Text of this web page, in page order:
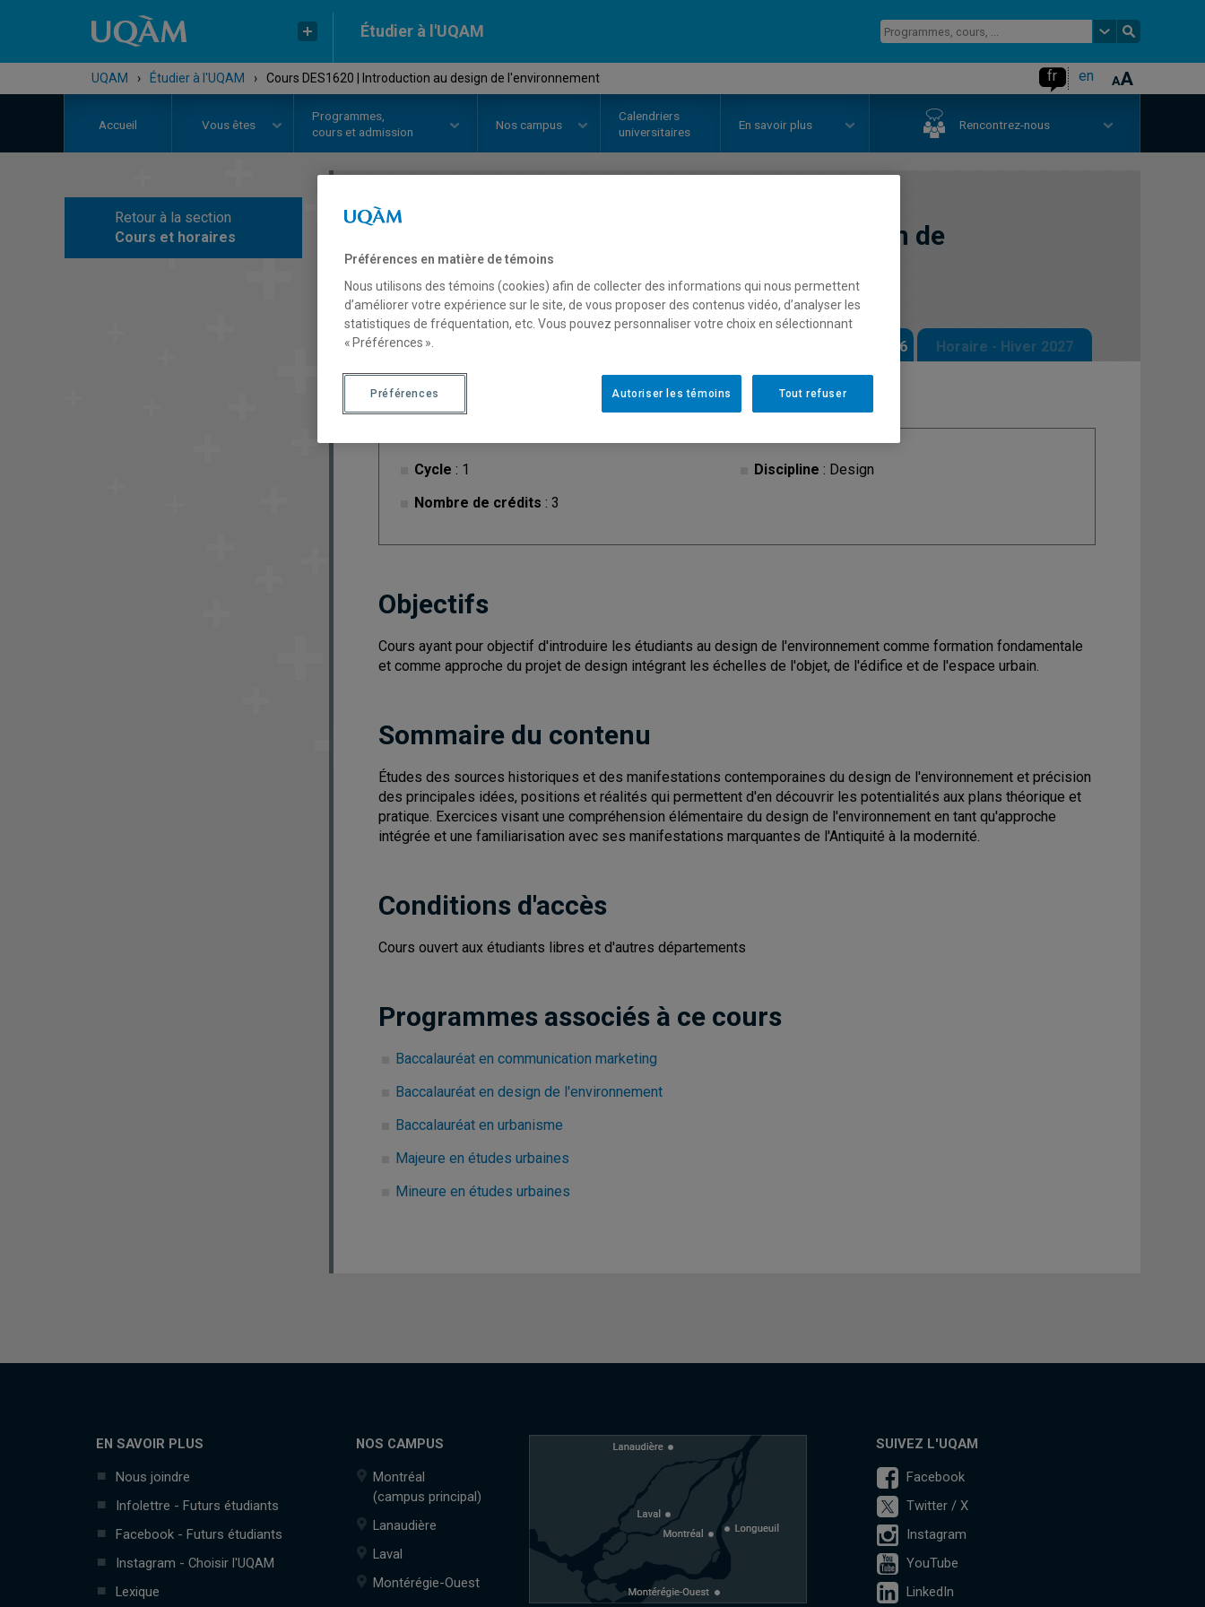
Étudier à l'UQAM
UQAM › Étudier à l'UQAM › Cours DES1620 | Introduction au design de l'environnement fr en
Accueil Vous êtes
Programmes,
cours et admission
Nos campus
Calendriers
universitaires
En savoir plus Rencontrez-nous
Retour à la section
Cours et horaires
Introduction au design de
l'environnement
Description Horaire - Automne 2026 Horaire - Hiver 2027
Cycle : 1
Nombre de crédits : 3
Discipline : Design
Objectifs
Cours ayant pour objectif d'introduire les étudiants au design de l'environnement comme formation fondamentale
et comme approche du projet de design intégrant les échelles de l'objet, de l'édifice et de l'espace urbain.
Sommaire du contenu
Études des sources historiques et des manifestations contemporaines du design de l'environnement et précision
des principales idées, positions et réalités qui permettent d'en découvrir les potentialités aux plans théorique et
pratique. Exercices visant une compréhension élémentaire du design de l'environnement en tant qu'approche
intégrée et une familiarisation avec ses manifestations marquantes de l'Antiquité à la modernité.
Conditions d'accès
Cours ouvert aux étudiants libres et d'autres départements
Programmes associés à ce cours
Baccalauréat en communication marketing
Baccalauréat en design de l'environnement
Baccalauréat en urbanisme
Majeure en études urbaines
Mineure en études urbaines
EN SAVOIR PLUS
Nous joindre
Infolettre - Futurs étudiants
Facebook - Futurs étudiants
Instagram - Choisir l'UQAM
Lexique
NOS CAMPUS
Montréal
(campus principal)
Lanaudière
Laval
Montérégie-Ouest
SUIVEZ L'UQAM
Facebook
Twitter / X
Instagram
YouTube
LinkedIn
Préférences en matière de témoins
Nous utilisons des témoins (cookies) afin de collecter des informations qui nous permettent
d’améliorer votre expérience sur le site, de vous proposer des contenus vidéo, d’analyser les
statistiques de fréquentation, etc. Vous pouvez personnaliser votre choix en sélectionnant
« Préférences ».
Tout refuser
Autoriser les témoins
Préférences